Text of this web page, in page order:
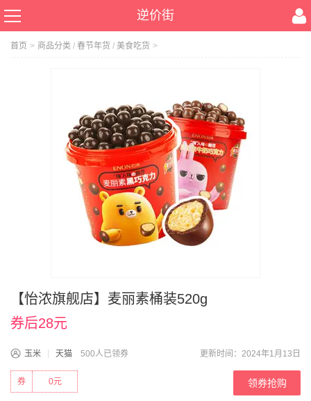
逆价街
首页 > 商品分类 / 春节年货 / 美食吃货 >
【怡浓旗舰店】麦丽素桶装520g
券后28元
玉米 天猫 500人已领券 更新时间：2024年1月13日
0元
券 领券抢购